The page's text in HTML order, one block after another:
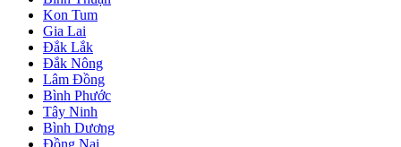
Kon Tum
Gia Lai
Đắk Lắk
Đắk Nông
Lâm Đồng
Bình Phước
Tây Ninh
Bình Dương
Đồng Nai